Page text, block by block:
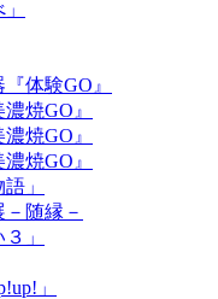
体験GO』
焼GO』
焼GO』
焼GO』
」
随縁－
」
」